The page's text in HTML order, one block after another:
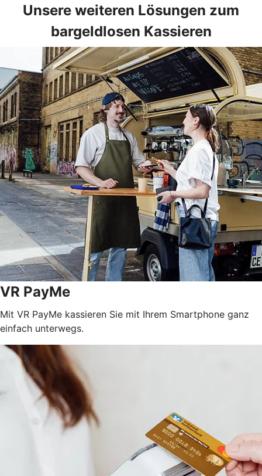
Unsere weiteren Lösungen zum
bargeldlosen Kassieren
VR PayMe
Mit VR PayMe kassieren Sie mit Ihrem Smartphone ganz
einfach unterwegs.